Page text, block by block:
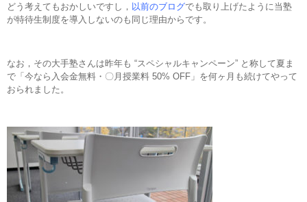
どう考えてもおかしいですし， 以前のブログでも取り上げたように当塾
が特待生制度を導入しないのも同じ理由からです。
なお，その大手塾さんは昨年も “スペシャルキャンペーン” と称して夏ま
で「今なら入会金無料・〇月授業料 50% OFF」を何ヶ月も続けてやって
おられました。